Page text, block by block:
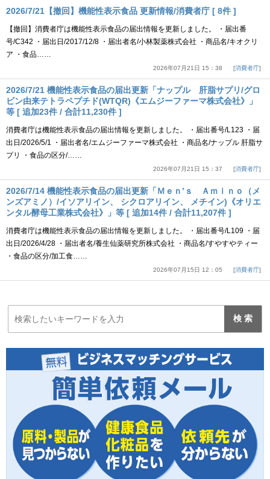
2026/7/21【撤回】機能性表示食品 更新情報/消費者庁 [ 8件 ]
【撤回】消費者庁は機能性表示食品の届出情報を更新しました。 ・届出番
号/C342 ・届出日/2017/12/8 ・届出者名/小林製薬株式会社 ・商品名/キオクリ
ア ・食品……
2026年07月21日 15：38 消費者庁
2026/7/21 機能性表示食品の届出更新「ナップル 肝脂サプリ/グロ
ビン由来テトラペプチド(WTQR)《エムジーファーマ株式会社》」
等 [ 追加23件 / 合計11,230件 ]
消費者庁は機能性表示食品の届出情報を更新しました。 ・届出番号/L123 ・届
出日/2026/5/1 ・届出者名/エムジーファーマ株式会社 ・商品名/ナップル 肝脂サ
プリ ・食品の区分/……
2026年07月21日 15：37 消費者庁
2026/7/14 機能性表示食品の届出更新「Ｍｅｎ’ｓ Ａｍｉｎｏ（メ
ンズアミノ）/イソアリイン、 シクロアリイン、 メチイン)《オリエ
ンタル酵母工業株式会社》」等 [ 追加14件 / 合計11,207件 ]
消費者庁は機能性表示食品の届出情報を更新しました。 ・届出番号/L109 ・届
出日/2026/4/28 ・届出者名/養生仙薬研究所株式会社 ・商品名/すやすやティー
・食品の区分/加工食……
2026年07月15日 12：05 消費者庁